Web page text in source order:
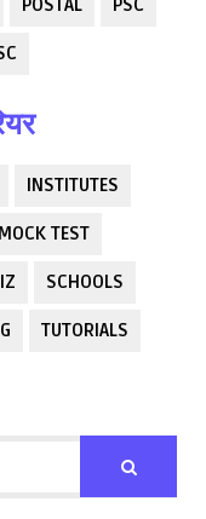
POSTAL PSC
INSTITUTES
MOCK TEST
SCHOOLS
TUTORIALS